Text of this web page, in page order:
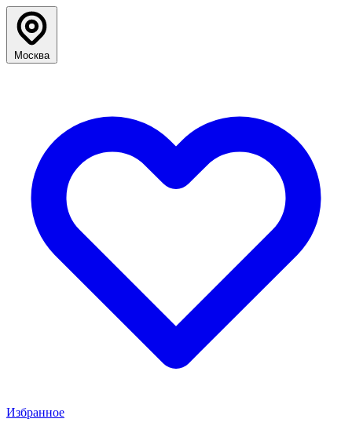
Москва
Избранное